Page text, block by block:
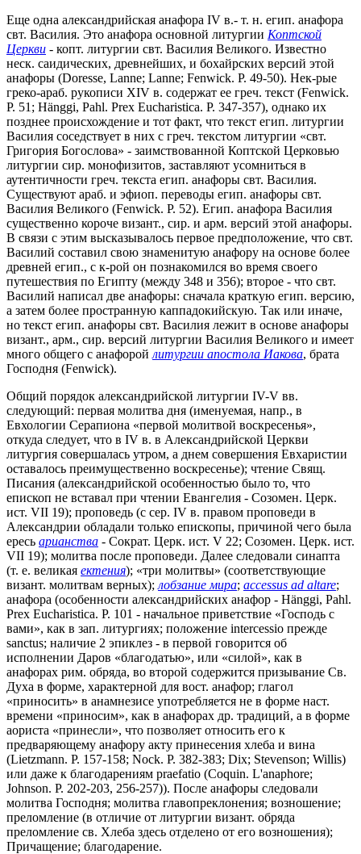
Еще одна александрийская анафора IV в.- т. н. егип. анафора
свт. Василия. Это анафора основной литургии Коптской
Церкви - копт. литургии свт. Василия Великого. Известно
неск. саидических, древнейших, и бохайрских версий этой
анафоры (Doresse, Lanne; Lanne; Fenwick. P. 49-50). Нек-рые
греко-араб. рукописи XIV в. содержат ее греч. текст (Fenwick.
P. 51; Hänggi, Pahl. Prex Eucharistica. P. 347-357), однако их
позднее происхождение и тот факт, что текст егип. литургии
Василия соседствует в них с греч. текстом литургии «свт.
Григория Богослова» - заимствованной Коптской Церковью
литургии сир. монофизитов, заставляют усомниться в
аутентичности греч. текста егип. анафоры свт. Василия.
Существуют араб. и эфиоп. переводы егип. анафоры свт.
Василия Великого (Fenwick. P. 52). Егип. анафора Василия
существенно короче визант., сир. и арм. версий этой анафоры.
В связи с этим высказывалось первое предположение, что свт.
Василий составил свою знаменитую анафору на основе более
древней егип., с к-рой он познакомился во время своего
путешествия по Египту (между 348 и 356); второе - что свт.
Василий написал две анафоры: сначала краткую егип. версию,
а затем более пространную каппадокийскую. Так или иначе,
но текст егип. анафоры свт. Василия лежит в основе анафоры
визант., арм., сир. версий литургии Василия Великого и имеет
много общего с анафорой литургии апостола Иакова, брата
Господня (Fenwick).
Общий порядок александрийской литургии IV-V вв.
следующий: первая молитва дня (именуемая, напр., в
Евхологии Серапиона «первой молитвой воскресенья»,
откуда следует, что в IV в. в Александрийской Церкви
литургия совершалась утром, а днем совершения Евхаристии
оставалось преимущественно воскресенье); чтение Свящ.
Писания (александрийской особенностью было то, что
епископ не вставал при чтении Евангелия - Созомен. Церк.
ист. VII 19); проповедь (с сер. IV в. правом проповеди в
Александрии обладали только епископы, причиной чего была
ересь арианства - Сократ. Церк. ист. V 22; Созомен. Церк. ист.
VII 19); молитва после проповеди. Далее следовали синапта
(т. е. великая ектения); «три молитвы» (соответствующие
визант. молитвам верных); лобзание мира; accessus ad altare;
анафора (особенности александрийских анафор - Hänggi, Pahl.
Prex Eucharistica. P. 101 - начальное приветствие «Господь с
вами», как в зап. литургиях; положение intercessio прежде
sanctus; наличие 2 эпиклез - в первой говорится об
исполнении Даров «благодатью», или «силой», как в
анафорах рим. обряда, во второй содержится призывание Св.
Духа в форме, характерной для вост. анафор; глагол
«приносить» в анамнезисе употребляется не в форме наст.
времени «приносим», как в анафорах др. традиций, а в форме
аориста «принесли», что позволяет относить его к
предваряющему анафору акту принесения хлеба и вина
(Lietzmann. P. 157-158; Nock. P. 382-383; Dix; Stevenson; Willis)
или даже к благодарениям praefatio (Coquin. L'anaphore;
Johnson. P. 202-203, 256-257)). После анафоры следовали
молитва Господня; молитва главопреклонения; возношение;
преломление (в отличие от литургии визант. обряда
преломление св. Хлеба здесь отделено от его возношения);
Причащение; благодарение.